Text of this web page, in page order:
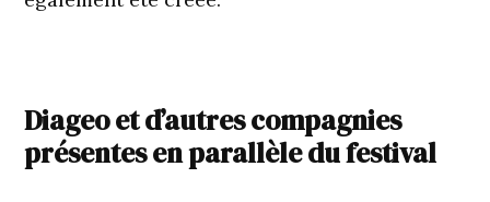
Diageo et d’autres compagnies
présentes en parallèle du festival